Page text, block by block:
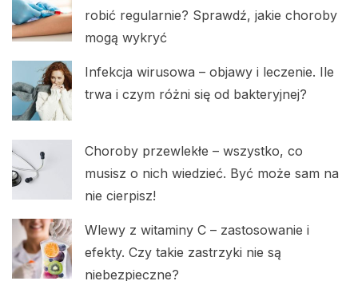
robić regularnie? Sprawdź, jakie choroby
mogą wykryć
Infekcja wirusowa – objawy i leczenie. Ile
trwa i czym różni się od bakteryjnej?
Choroby przewlekłe – wszystko, co
musisz o nich wiedzieć. Być może sam na
nie cierpisz!
Wlewy z witaminy C – zastosowanie i
efekty. Czy takie zastrzyki nie są
niebezpieczne?